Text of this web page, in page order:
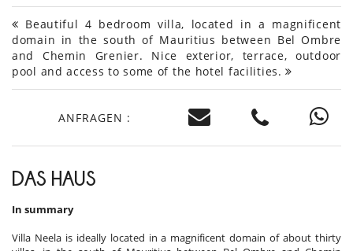
Beautiful 4 bedroom villa, located in a magnificent
domain in the south of Mauritius between Bel Ombre
and Chemin Grenier. Nice exterior, terrace, outdoor
pool and access to some of the hotel facilities.
ANFRAGEN :
DAS HAUS
In summary
Villa Neela is ideally located in a magnificent domain of about thirty